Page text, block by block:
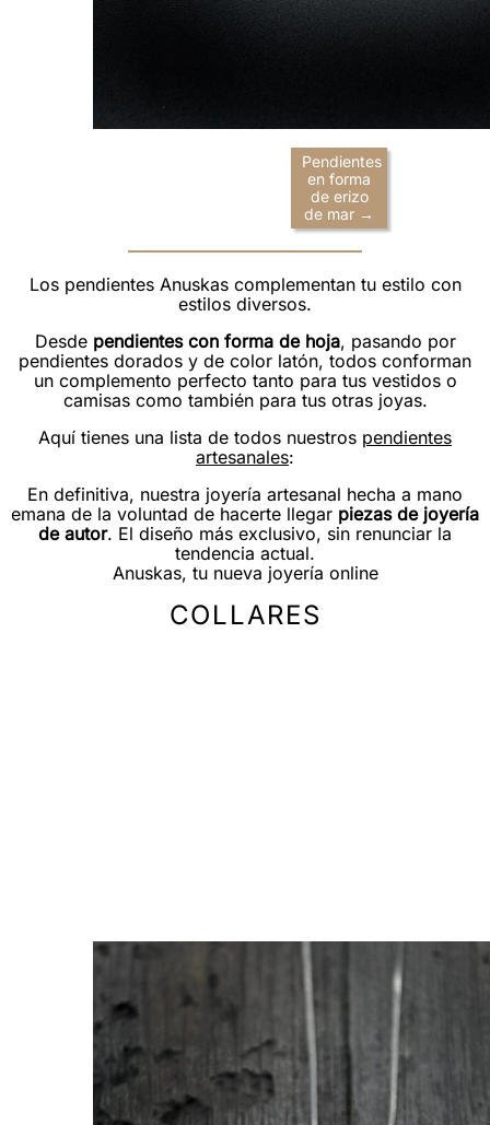
Pendientes
en forma
de erizo
de mar →
Los pendientes Anuskas complementan tu estilo con
estilos diversos.
Desde pendientes con forma de hoja, pasando por
pendientes dorados y de color latón, todos conforman
un complemento perfecto tanto para tus vestidos o
camisas como también para tus otras joyas.
Aquí tienes una lista de todos nuestros pendientes
artesanales:
En definitiva, nuestra joyería artesanal hecha a mano
emana de la voluntad de hacerte llegar piezas de joyería
de autor. El diseño más exclusivo, sin renunciar la
tendencia actual.
Anuskas, tu nueva joyería online
COLLARES